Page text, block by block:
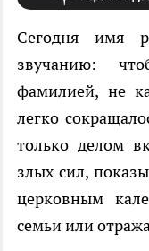
Сегодня имя
звучанию:
фамилией, не
легко
только делом
злых сил,
церковным
семьи или